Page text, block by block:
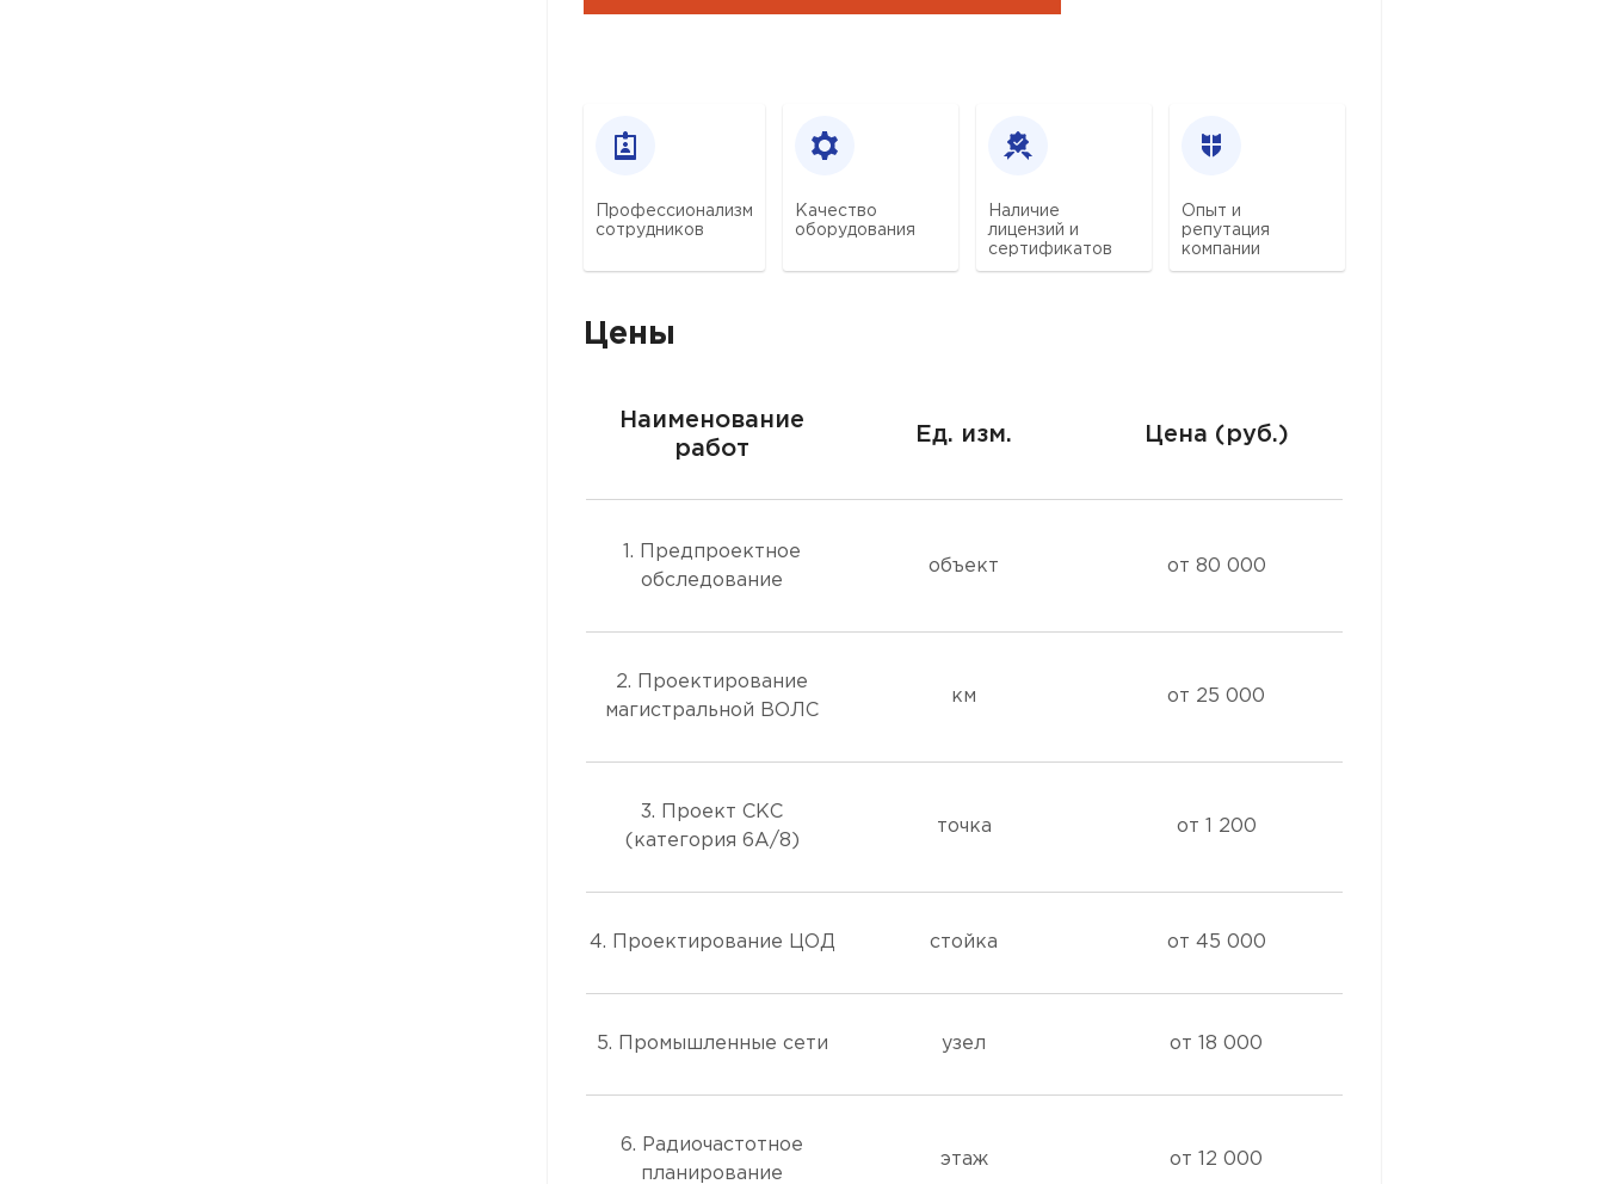
Профессионализм
сотрудников
Качество
оборудования
Наличие
лицензий и
сертификатов
Опыт и
репутация
компании
Цены
Наименование
работ
Ед. изм. Цена (руб.)
1. Предпроектное
обследование
объект от 80 000
2. Проектирование
магистральной ВОЛС
км от 25 000
3. Проект СКС
(категория 6А/8)
точка от 1 200
4. Проектирование ЦОД стойка от 45 000
5. Промышленные сети узел от 18 000
6. Радиочастотное
планирование
этаж от 12 000